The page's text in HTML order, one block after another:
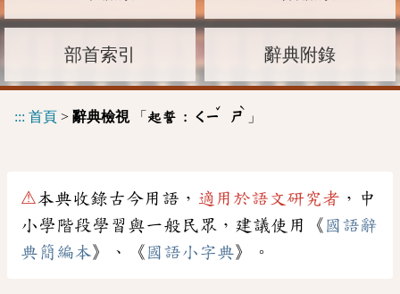
部首索引 辭典附錄
::: 首頁 > 辭典檢視「 起誓 : ㄑㄧ
ˇ
ㄕ
ˋ
」
⚠本典收錄古今用語， 適用於語文研究者 ，中
小學階段學習與一般民眾，建議使用《 國語辭
典簡編本》、《 國語小字典》。